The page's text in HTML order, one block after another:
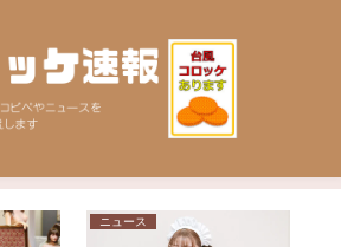
ニュース